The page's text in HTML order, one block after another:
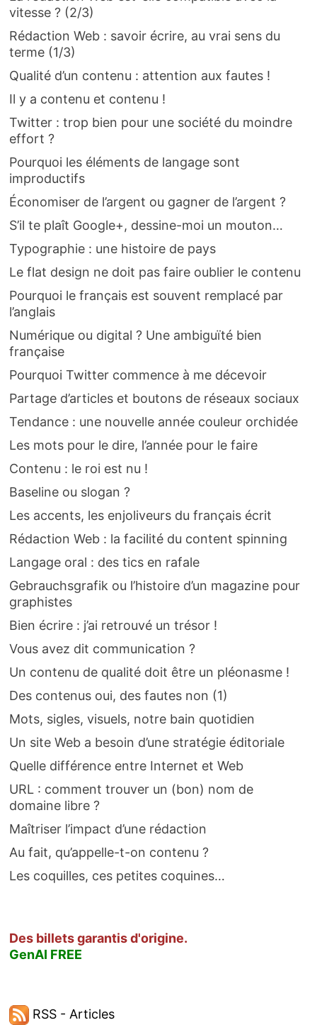
vitesse ? (2/3)
Rédaction Web : savoir écrire, au vrai sens du
terme (1/3)
Qualité d’un contenu : attention aux fautes !
Il y a contenu et contenu !
Twitter : trop bien pour une société du moindre
effort ?
Pourquoi les éléments de langage sont
improductifs
Économiser de l’argent ou gagner de l’argent ?
S’il te plaît Google+, dessine-moi un mouton…
Typographie : une histoire de pays
Le flat design ne doit pas faire oublier le contenu
Pourquoi le français est souvent remplacé par
l’anglais
Numérique ou digital ? Une ambiguïté bien
française
Pourquoi Twitter commence à me décevoir
Partage d’articles et boutons de réseaux sociaux
Tendance : une nouvelle année couleur orchidée
Les mots pour le dire, l’année pour le faire
Contenu : le roi est nu !
Baseline ou slogan ?
Les accents, les enjoliveurs du français écrit
Rédaction Web : la facilité du content spinning
Langage oral : des tics en rafale
Gebrauchsgrafik ou l’histoire d’un magazine pour
graphistes
Bien écrire : j’ai retrouvé un trésor !
Vous avez dit communication ?
Un contenu de qualité doit être un pléonasme !
Des contenus oui, des fautes non (1)
Mots, sigles, visuels, notre bain quotidien
Un site Web a besoin d’une stratégie éditoriale
Quelle différence entre Internet et Web
URL : comment trouver un (bon) nom de
domaine libre ?
Maîtriser l’impact d’une rédaction
Au fait, qu’appelle-t-on contenu ?
Les coquilles, ces petites coquines…
Des billets garantis d'origine.
GenAI FREE
RSS - Articles